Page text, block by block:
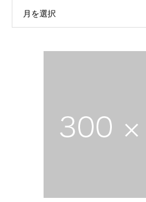
月を選択